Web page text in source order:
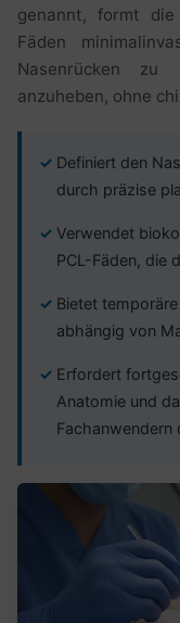
genannt, formt
Fäden
Nasenrücken zu
anzuheben, ohne
Definiert den
durch präzise
Verwendet
PCL-Fäden, die
Bietet
abhängig von
Erfordert
Anatomie und